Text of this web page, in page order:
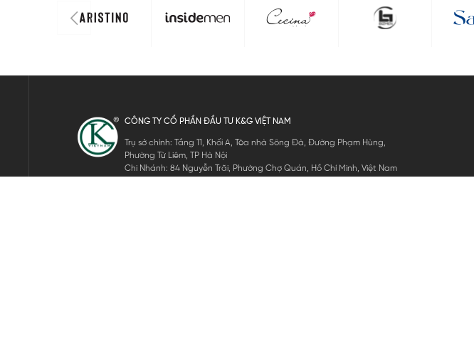
CÔNG TY CỔ PHẦN ĐẦU TƯ K&G VIỆT NAM
Trụ sở chính: Tầng 11, Khối A, Tòa nhà Sông Đà, Đường Phạm Hùng,
Phường Từ Liêm, TP Hà Nội
Chi Nhánh: 84 Nguyễn Trãi, Phường Chợ Quán, Hồ Chí Minh, Việt Nam